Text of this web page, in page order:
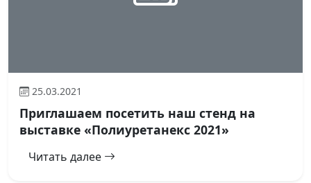
25.03.2021
Приглашаем посетить наш стенд на
выставке «Полиуретанекс 2021»
Читать далее